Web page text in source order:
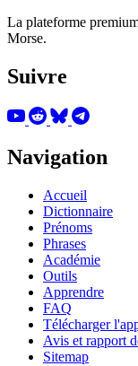
La plateforme
Morse.
Suivre
Navigation
Accueil
Dictionnaire
Prénoms
Phrases
Académie
Outils
Apprendre
FAQ
Télécharger
Avis et rapport
Sitemap